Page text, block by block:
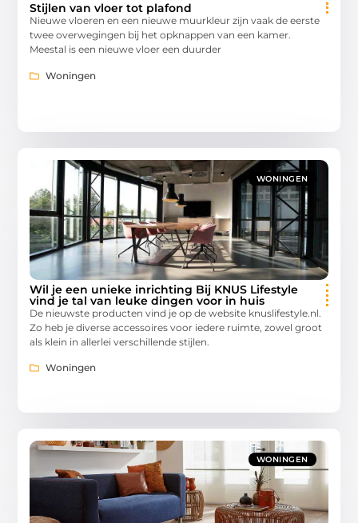
Stijlen van vloer tot plafond
Nieuwe vloeren en een nieuwe muurkleur zijn vaak de eerste
twee overwegingen bij het opknappen van een kamer.
Meestal is een nieuwe vloer een duurder
Woningen
WONINGEN
Wil je een unieke inrichting Bij KNUS Lifestyle
vind je tal van leuke dingen voor in huis
De nieuwste producten vind je op de website knuslifestyle.nl.
Zo heb je diverse accessoires voor iedere ruimte, zowel groot
als klein in allerlei verschillende stijlen.
Woningen
WONINGEN